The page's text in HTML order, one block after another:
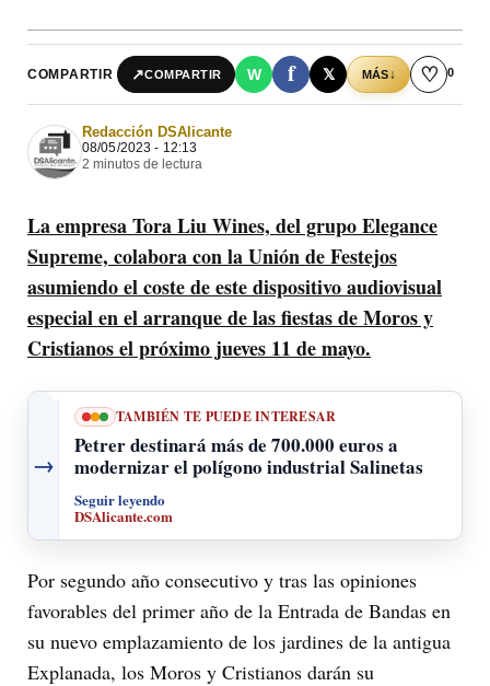
COMPARTIR ↗COMPARTIR W f 𝕏 MÁS↓ ♡ 0
Redacción DSAlicante
08/05/2023 - 12:13
2 minutos de lectura
La empresa Tora Liu Wines, del grupo Elegance
Supreme, colabora con la Unión de Festejos
asumiendo el coste de este dispositivo audiovisual
especial en el arranque de las fiestas de Moros y
Cristianos el próximo jueves 11 de mayo.
→
TAMBIÉN TE PUEDE INTERESAR
Petrer destinará más de 700.000 euros a
modernizar el polígono industrial Salinetas
Seguir leyendo
DSAlicante.com
Por segundo año consecutivo y tras las opiniones
favorables del primer año de la Entrada de Bandas en
su nuevo emplazamiento de los jardines de la antigua
Explanada, los Moros y Cristianos darán su